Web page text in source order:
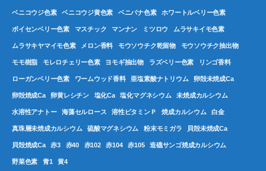
ベニコウジ色素 ベニコウジ黄色素 ベニバナ色素 ホワートルベリー色素
ボイセンベリー色素 マスチック マンナン ミツロウ ムラサキイモ色素
ムラサキヤマイモ色素 メロン香料 モウソウチク乾留物 モウソウチク抽出物
モモ樹脂 モレロチェリー色素 ヨモギ抽出物 ラズベリー色素 リンゴ香料
ローガンベリー色素 ワームウッド香料 亜塩素酸ナトリウム 卵殻未焼成Ca
卵殻焼成Ca 卵黄レシチン 塩化Ca 塩化マグネシウム 未焼成カルシウム
水溶性アナトー 海藻セルロース 溶性ビタミンＰ 焼成カルシウム 白金
真珠層未焼成カルシウム 硫酸マグネシウム 粉末モミガラ 貝殻未焼成Ca
貝殻焼成Ca 赤3 赤40 赤102 赤104 赤105 造礁サンゴ焼成カルシウム
野菜色素 青1 黄4